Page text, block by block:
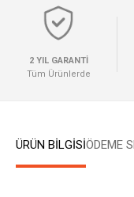
2 YIL GARANTİ
Tüm Ürünlerde
ÜRÜN BİLGİSİÖDEME